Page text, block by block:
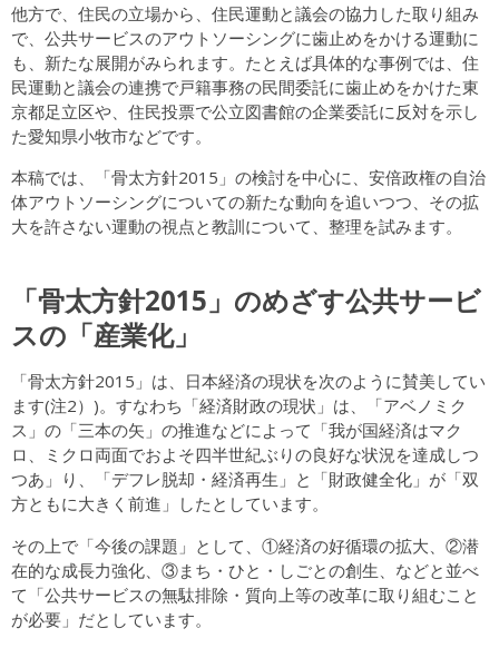
他方で、住民の立場から、住民運動と議会の協力した取り組み
で、公共サービスのアウトソーシングに歯止めをかける運動に
も、新たな展開がみられます。たとえば具体的な事例では、住
民運動と議会の連携で戸籍事務の民間委託に歯止めをかけた東
京都足立区や、住民投票で公立図書館の企業委託に反対を示し
た愛知県小牧市などです。
本稿では、「骨太方針2015」の検討を中心に、安倍政権の自治
体アウトソーシングについての新たな動向を追いつつ、その拡
大を許さない運動の視点と教訓について、整理を試みます。
「骨太方針2015」のめざす公共サービ
スの「産業化」
「骨太方針2015」は、日本経済の現状を次のように賛美してい
ます(注2）)。すなわち「経済財政の現状」は、「アベノミク
ス」の「三本の矢」の推進などによって「我が国経済はマク
ロ、ミクロ両面でおよそ四半世紀ぶりの良好な状況を達成しつ
つあ」り、「デフレ脱却・経済再生」と「財政健全化」が「双
方ともに大きく前進」したとしています。
その上で「今後の課題」として、①経済の好循環の拡大、②潜
在的な成長力強化、③まち・ひと・しごとの創生、などと並べ
て「公共サービスの無駄排除・質向上等の改革に取り組むこと
が必要」だとしています。